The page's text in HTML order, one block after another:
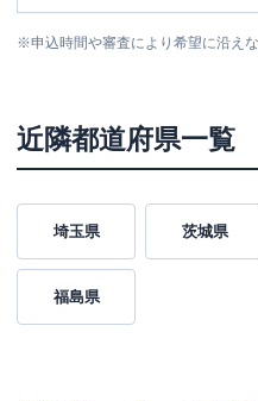
※申込時間や審査により希望に沿え
近隣都道府県一覧
埼玉県 茨城県
福島県